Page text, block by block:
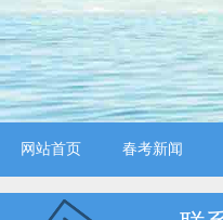
网站首页 春考新闻